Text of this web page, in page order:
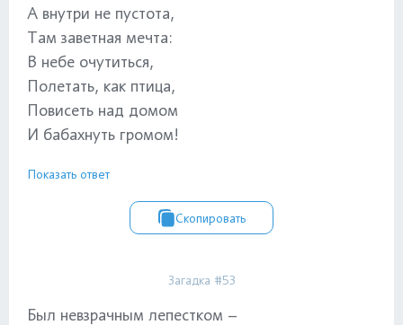
А внутри не пустота,
Там заветная мечта:
В небе очутиться,
Полетать, как птица,
Повисеть над домом
И бабахнуть громом!
Показать ответ
Скопировать
Загадка #53
Был невзрачным лепестком –